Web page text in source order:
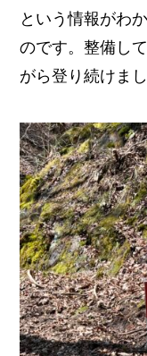
という情報がわ
のです。整備し
がら登り続けまし